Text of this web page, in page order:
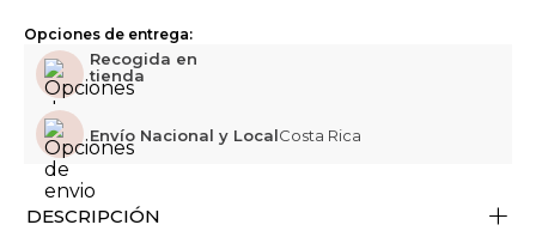
Opciones de entrega:
Recogida en
tienda
Envío Nacional y LocalCosta Rica
DESCRIPCIÓN +